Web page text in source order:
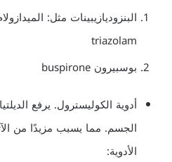
triazolam
بوسبيرون buspirone
أدوية الكوليسترول. يرفع
الجسم. مما يسبب مزيدًا من
الأدوية: